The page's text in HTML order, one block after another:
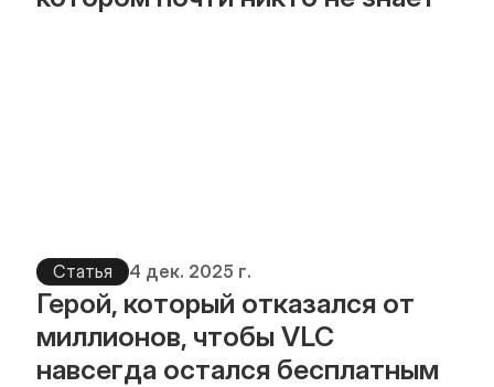
Статья 4 дек. 2025 г.
Герой, который отказался от
миллионов, чтобы VLC
навсегда остался бесплатным